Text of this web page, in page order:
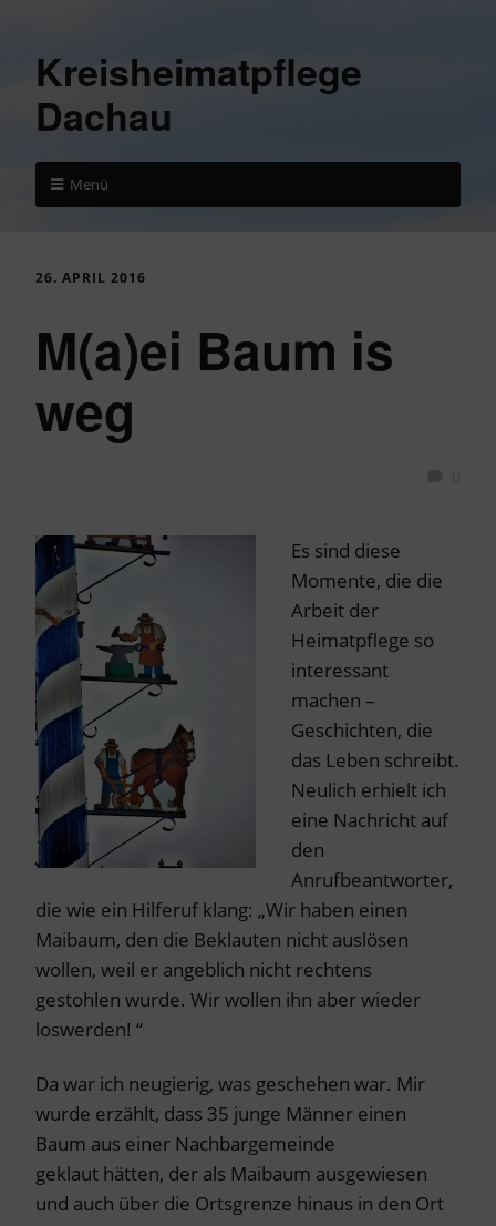
Kreisheimatpflege
Dachau
Menü
26. APRIL 2016
M(a)ei Baum is
weg
Es sind diese
Momente, die die
Arbeit der
Heimatpflege so
interessant
machen –
Geschichten, die
das Leben schreibt.
Neulich erhielt ich
eine Nachricht auf
den
Anrufbeantworter,
die wie ein Hilferuf klang: „Wir haben einen
Maibaum, den die Beklauten nicht auslösen
wollen, weil er angeblich nicht rechtens
gestohlen wurde. Wir wollen ihn aber wieder
loswerden! “
Da war ich neugierig, was geschehen war. Mir
wurde erzählt, dass 35 junge Männer einen
Baum aus einer Nachbargemeinde
geklaut hätten, der als Maibaum ausgewiesen
und auch über die Ortsgrenze hinaus in den Ort